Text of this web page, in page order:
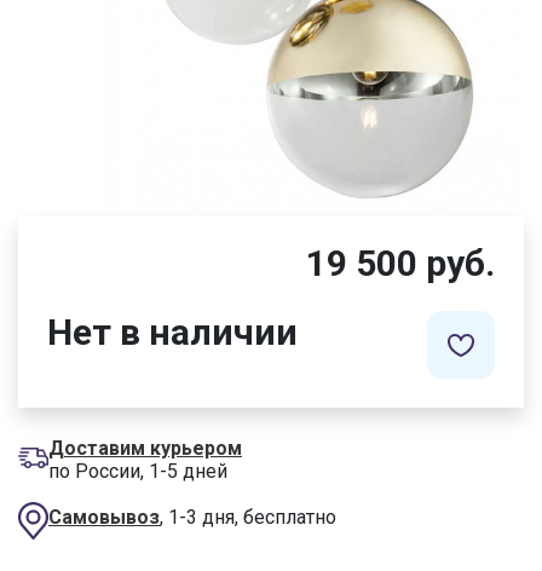
19 500 руб.
Нет в наличии
Доставим курьером
по России, 1-5 дней
Самовывоз, 1-3 дня, бесплатно